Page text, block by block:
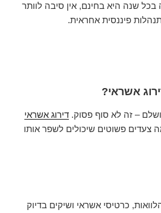
בכל שנה היא בחינם, אין סיבה לוותר
פיננסית אחראית.
אשראי?
– זה לא סוף פסוק. דירוג אשראי
צעדים פשוטים שיכולים לשפר אותו
כרטיסי אשראי ושיקים בדיוק